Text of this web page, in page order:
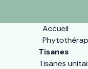
Accueil
Tisanes
Tisanes